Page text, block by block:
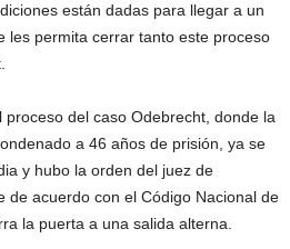
están dadas para llegar a un
les permita cerrar tanto este proceso
del caso Odebrecht, donde la
a 46 años de prisión, ya se
y hubo la orden del juez de
de acuerdo con el Código Nacional de
la puerta a una salida alterna.